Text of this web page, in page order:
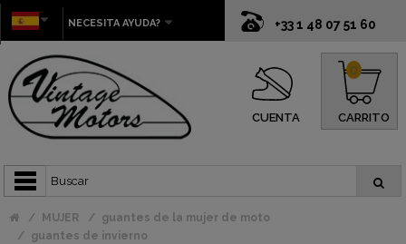
+33 1 48 07 51 60
NECESITA AYUDA?
CUENTA CARRITO
0
MUJER
guantes de la mujer de moto
guantes de invierno